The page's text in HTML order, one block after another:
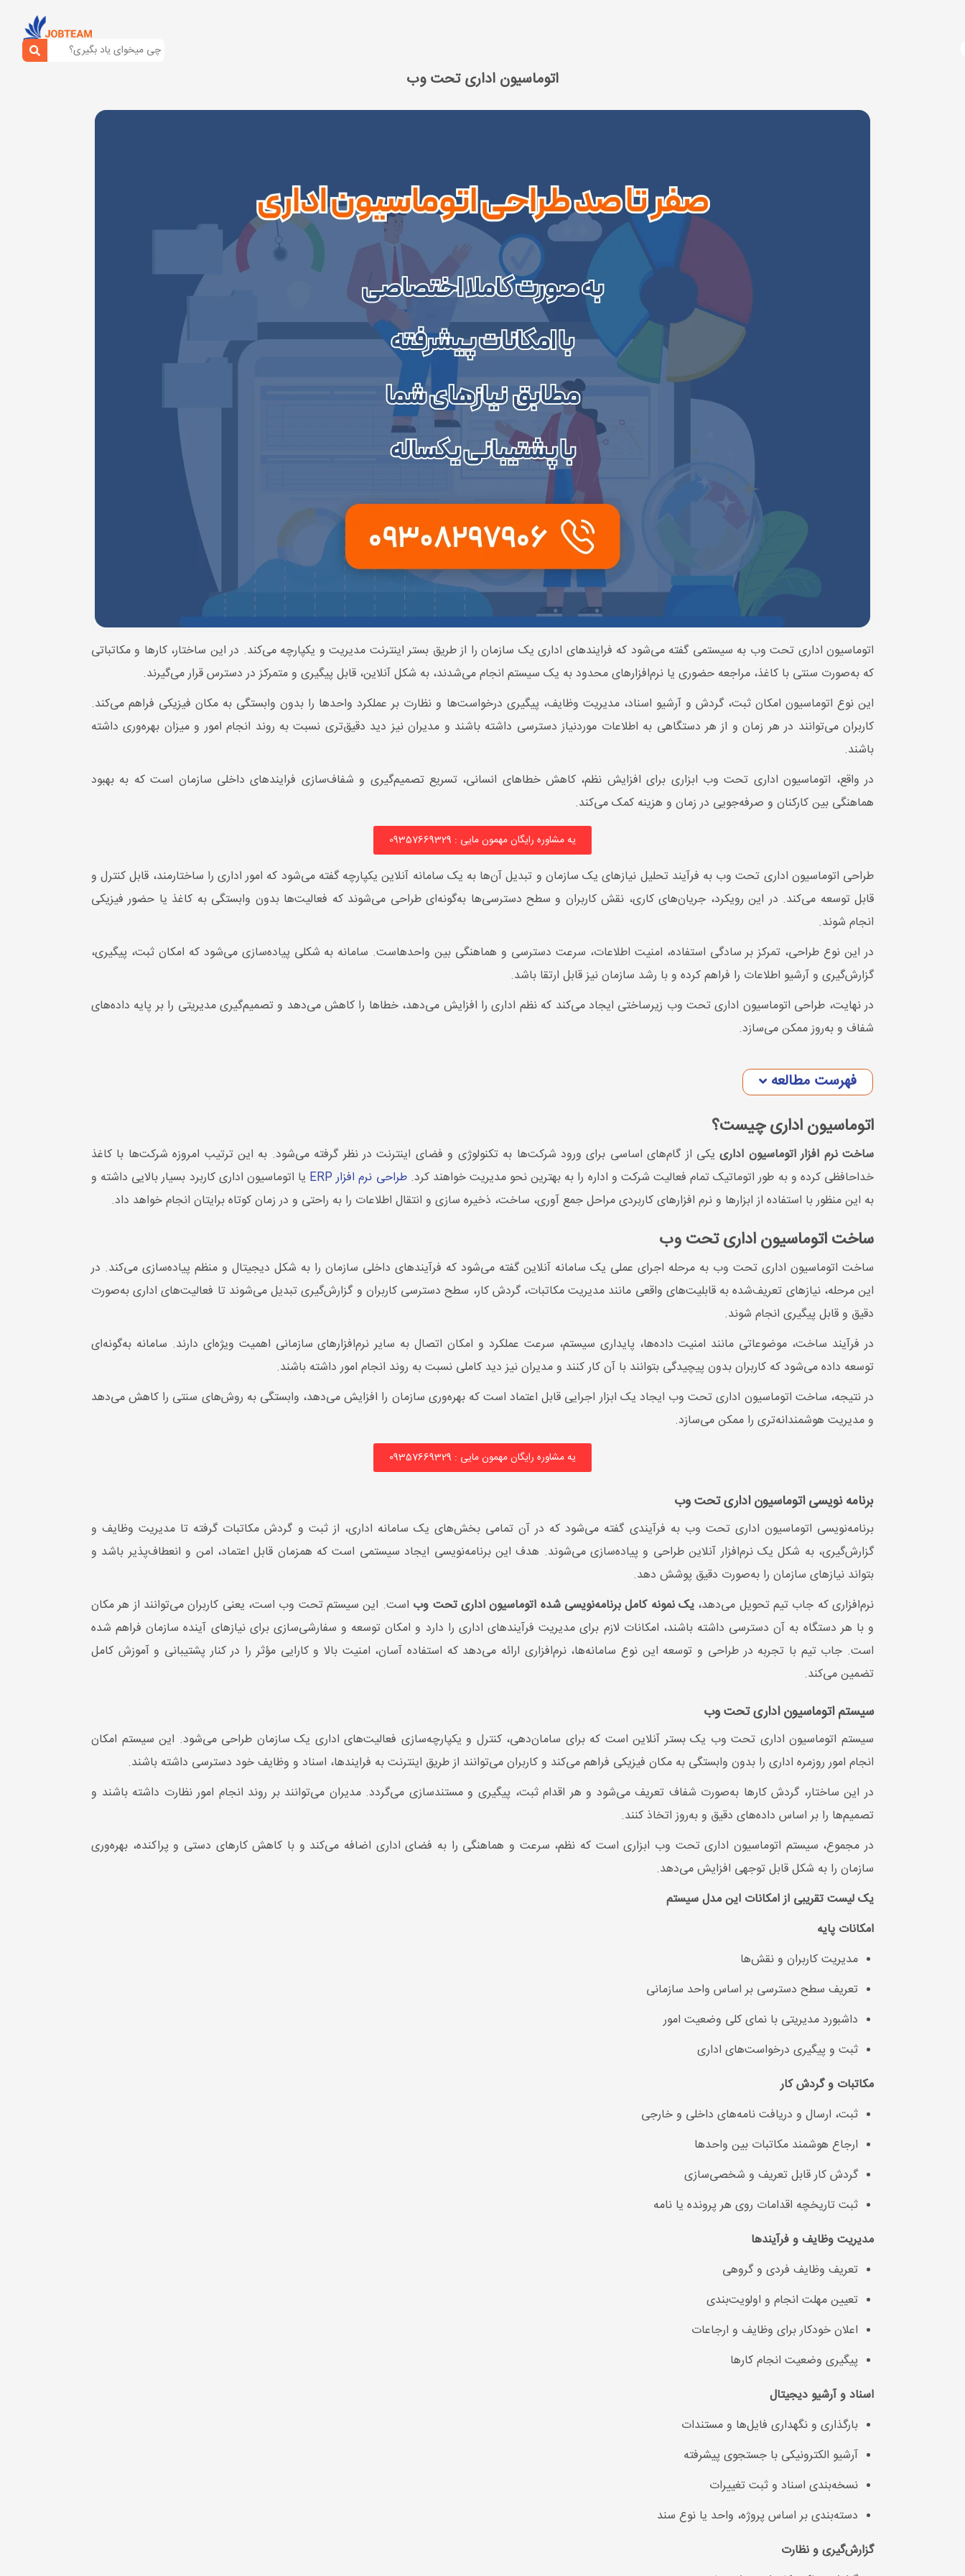
اتوماسیون اداری تحت وب
اتوماسیون اداری تحت وب به سیستمی گفته می‌شود که فرایندهای اداری یک سازمان را از طریق بستر اینترنت مدیریت و یکپارچه می‌کند. در این ساختار، کارها و مکاتباتی
که به‌صورت سنتی با کاغذ، مراجعه حضوری یا نرم‌افزارهای محدود به یک سیستم انجام می‌شدند، به شکل آنلاین، قابل پیگیری و متمرکز در دسترس قرار می‌گیرند.
این نوع اتوماسیون امکان ثبت، گردش و آرشیو اسناد، مدیریت وظایف، پیگیری درخواست‌ها و نظارت بر عملکرد واحدها را بدون وابستگی به مکان فیزیکی فراهم می‌کند.
کاربران می‌توانند در هر زمان و از هر دستگاهی به اطلاعات موردنیاز دسترسی داشته باشند و مدیران نیز دید دقیق‌تری نسبت به روند انجام امور و میزان بهره‌وری داشته
باشند.
در واقع، اتوماسیون اداری تحت وب ابزاری برای افزایش نظم، کاهش خطاهای انسانی، تسریع تصمیم‌گیری و شفاف‌سازی فرایندهای داخلی سازمان است که به بهبود
هماهنگی بین کارکنان و صرفه‌جویی در زمان و هزینه کمک می‌کند.
یه مشاوره رایگان مهمون مایی : 09357669329
طراحی اتوماسیون اداری تحت وب به فرآیند تحلیل نیازهای یک سازمان و تبدیل آن‌ها به یک سامانه آنلاین یکپارچه گفته می‌شود که امور اداری را ساختارمند، قابل کنترل و
قابل توسعه می‌کند. در این رویکرد، جریان‌های کاری، نقش کاربران و سطح دسترسی‌ها به‌گونه‌ای طراحی می‌شوند که فعالیت‌ها بدون وابستگی به کاغذ یا حضور فیزیکی
انجام شوند.
در این نوع طراحی، تمرکز بر سادگی استفاده، امنیت اطلاعات، سرعت دسترسی و هماهنگی بین واحدهاست. سامانه به شکلی پیاده‌سازی می‌شود که امکان ثبت، پیگیری،
گزارش‌گیری و آرشیو اطلاعات را فراهم کرده و با رشد سازمان نیز قابل ارتقا باشد.
در نهایت، طراحی اتوماسیون اداری تحت وب زیرساختی ایجاد می‌کند که نظم اداری را افزایش می‌دهد، خطاها را کاهش می‌دهد و تصمیم‌گیری مدیریتی را بر پایه داده‌های
شفاف و به‌روز ممکن می‌سازد.
فهرست مطالعه
اتوماسیون اداری چیست؟
ساخت نرم افزار اتوماسیون ادارییکی از گام‌های اساسی برای ورود شرکت‌ها به تکنولوژی و فضای اینترنت در نظر گرفته می‌شود. به این ترتیب امروزه شرکت‌ها با کاغذ
خداحافظی کرده و به طور اتوماتیک تمام فعالیت شرکت و اداره را به بهترین نحو مدیریت خواهند کرد.طراحی نرم افزار ERP
یا اتوماسیون اداری کاربرد بسیار بالایی داشته و
به این منظور با استفاده از ابزارها و نرم افزارهای کاربردی مراحل جمع آوری، ساخت، ذخیره سازی و انتقال اطلاعات را به راحتی و در زمان کوتاه برایتان انجام خواهد داد.
ساخت اتوماسیون اداری تحت وب
ساخت اتوماسیون اداری تحت وب به مرحله اجرای عملی یک سامانه آنلاین گفته می‌شود که فرآیندهای داخلی سازمان را به شکل دیجیتال و منظم پیاده‌سازی می‌کند. در
این مرحله، نیازهای تعریف‌شده به قابلیت‌های واقعی مانند مدیریت مکاتبات، گردش کار، سطح دسترسی کاربران و گزارش‌گیری تبدیل می‌شوند تا فعالیت‌های اداری به‌صورت
دقیق و قابل پیگیری انجام شوند.
در فرآیند ساخت، موضوعاتی مانند امنیت داده‌ها، پایداری سیستم، سرعت عملکرد و امکان اتصال به سایر نرم‌افزارهای سازمانی اهمیت ویژه‌ای دارند. سامانه به‌گونه‌ای
توسعه داده می‌شود که کاربران بدون پیچیدگی بتوانند با آن کار کنند و مدیران نیز دید کاملی نسبت به روند انجام امور داشته باشند.
در نتیجه، ساخت اتوماسیون اداری تحت وب ایجاد یک ابزار اجرایی قابل اعتماد است که بهره‌وری سازمان را افزایش می‌دهد، وابستگی به روش‌های سنتی را کاهش می‌دهد
و مدیریت هوشمندانه‌تری را ممکن می‌سازد.
یه مشاوره رایگان مهمون مایی : 09357669329
برنامه نویسی اتوماسیون اداری تحت وب
برنامه‌نویسی اتوماسیون اداری تحت وب به فرآیندی گفته می‌شود که در آن تمامی بخش‌های یک سامانه اداری، از ثبت و گردش مکاتبات گرفته تا مدیریت وظایف و
گزارش‌گیری، به شکل یک نرم‌افزار آنلاین طراحی و پیاده‌سازی می‌شوند. هدف این برنامه‌نویسی ایجاد سیستمی است که همزمان قابل اعتماد، امن و انعطاف‌پذیر باشد و
بتواند نیازهای سازمان را به‌صورت دقیق پوشش دهد.
نرم‌افزاری که جاب تیم تحویل می‌دهد،یک نمونه کامل برنامه‌نویسی شده اتوماسیون اداری تحت وب است. این سیستم تحت وب است، یعنی کاربران می‌توانند از هر مکان
و با هر دستگاه به آن دسترسی داشته باشند، امکانات لازم برای مدیریت فرآیندهای اداری را دارد و امکان توسعه و سفارشی‌سازی برای نیازهای آینده سازمان فراهم شده
است. جاب تیم با تجربه در طراحی و توسعه این نوع سامانه‌ها، نرم‌افزاری ارائه می‌دهد که استفاده آسان، امنیت بالا و کارایی مؤثر را در کنار پشتیبانی و آموزش کامل
تضمین می‌کند.
سیستم اتوماسیون اداری تحت وب
سیستم اتوماسیون اداری تحت وب یک بستر آنلاین است که برای سامان‌دهی، کنترل و یکپارچه‌سازی فعالیت‌های اداری یک سازمان طراحی می‌شود. این سیستم امکان
انجام امور روزمره اداری را بدون وابستگی به مکان فیزیکی فراهم می‌کند و کاربران می‌توانند از طریق اینترنت به فرایندها، اسناد و وظایف خود دسترسی داشته باشند.
در این ساختار، گردش کارها به‌صورت شفاف تعریف می‌شود و هر اقدام ثبت، پیگیری و مستندسازی می‌گردد. مدیران می‌توانند بر روند انجام امور نظارت داشته باشند و
تصمیم‌ها را بر اساس داده‌های دقیق و به‌روز اتخاذ کنند.
در مجموع، سیستم اتوماسیون اداری تحت وب ابزاری است که نظم، سرعت و هماهنگی را به فضای اداری اضافه می‌کند و با کاهش کارهای دستی و پراکنده، بهره‌وری
سازمان را به شکل قابل توجهی افزایش می‌دهد.
یک لیست تقریبی از امکانات این مدل سیستم
امکانات پایه
مدیریت کاربران و نقش‌ها
تعریف سطح دسترسی بر اساس واحد سازمانی
داشبورد مدیریتی با نمای کلی وضعیت امور
ثبت و پیگیری درخواست‌های اداری
مکاتبات و گردش کار
ثبت، ارسال و دریافت نامه‌های داخلی و خارجی
ارجاع هوشمند مکاتبات بین واحدها
گردش کار قابل تعریف و شخصی‌سازی
ثبت تاریخچه اقدامات روی هر پرونده یا نامه
مدیریت وظایف و فرآیندها
تعریف وظایف فردی و گروهی
تعیین مهلت انجام و اولویت‌بندی
اعلان خودکار برای وظایف و ارجاعات
پیگیری وضعیت انجام کارها
اسناد و آرشیو دیجیتال
بارگذاری و نگهداری فایل‌ها و مستندات
آرشیو الکترونیکی با جستجوی پیشرفته
نسخه‌بندی اسناد و ثبت تغییرات
دسته‌بندی بر اساس پروژه، واحد یا نوع سند
گزارش‌گیری و نظارت